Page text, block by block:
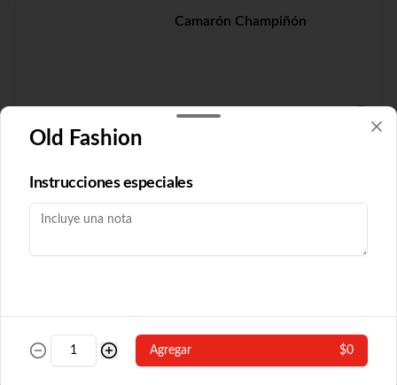
Camarón Champiñón
$19.210
Camarón Fuyón
Con algas y champiñón
Old Fashion
Instrucciones especiales
Agregar $0